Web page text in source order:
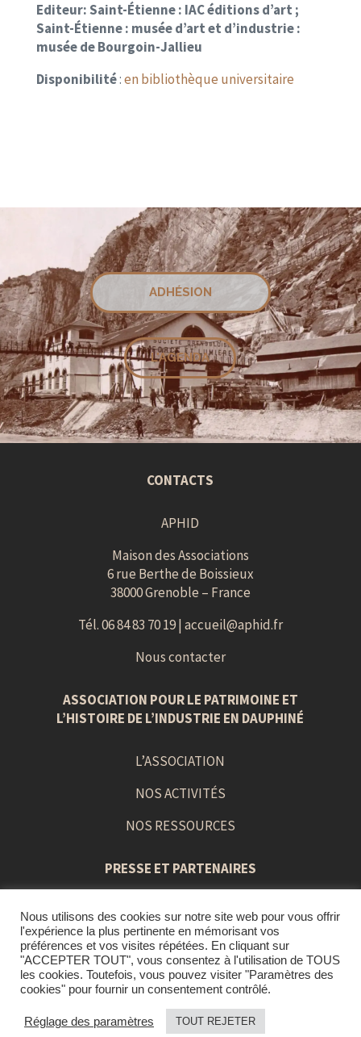
Editeur:Saint-Étienne : IAC éditions d’art ;
Saint-Étienne : musée d’art et d’industrie :
musée de Bourgoin-Jallieu
Disponibilité:en bibliothèque universitaire
ADHÉSION
L'AGENDA
CONTACTS
APHID
Maison des Associations
6 rue Berthe de Boissieux
38000 Grenoble – France
Tél. 06 84 83 70 19 | accueil@aphid.fr
Nous contacter
ASSOCIATION POUR LE PATRIMOINE ET
L’HISTOIRE DE L’INDUSTRIE EN DAUPHINÉ
L’ASSOCIATION
NOS ACTIVITÉS
NOS RESSOURCES
PRESSE ET PARTENAIRES
PRESS BOOK
LIENS ET PARTENAIRES
Nous utilisons des cookies sur notre site web pour vous offrir
l'expérience la plus pertinente en mémorisant vos
préférences et vos visites répétées. En cliquant sur
"ACCEPTER TOUT", vous consentez à l'utilisation de TOUS
les cookies. Toutefois, vous pouvez visiter "Paramètres des
cookies" pour fournir un consentement contrôlé.
Réglage des paramètres TOUT REJETER